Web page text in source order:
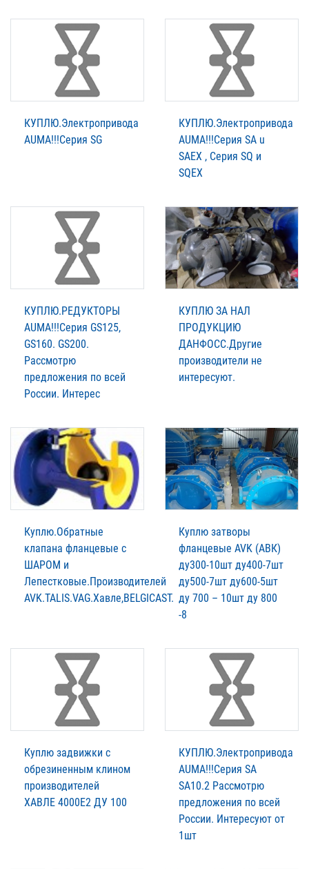
КУПЛЮ.Электропривода
AUMА!!!Серия SG
КУПЛЮ.Электропривода
AUMА!!!Серия SA u
SAEX , Серия SQ и
SQEX
КУПЛЮ.РЕДУКТОРЫ
AUMА!!!Серия GS125,
GS160. GS200.
Рассмотрю
предложения по всей
России. Интерес
КУПЛЮ ЗА НАЛ
ПРОДУКЦИЮ
ДАНФОСС.Другие
производители не
интересуют.
Куплю.Обратные
клапана фланцевые с
ШАРОМ и
Лепестковые.Производителей
AVK.TALIS.VAG.Xавле,BELGICAST.
Куплю затворы
фланцевые AVK (АВК)
ду300-10шт ду400-7шт
ду500-7шт ду600-5шт
ду 700 – 10шт ду 800
-8
Куплю задвижки с
обрезиненным клином
производителей
XАВЛЕ 4000Е2 ДУ 100
КУПЛЮ.Электропривода
AUMА!!!Серия SA
SA10.2 Рассмотрю
предложения по всей
России. Интересуют от
1шт